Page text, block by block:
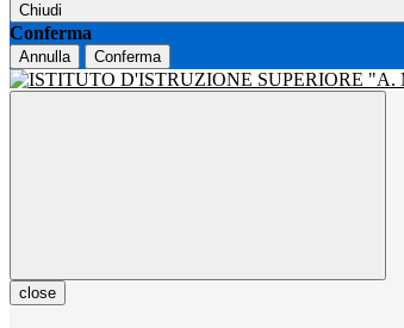
Chiudi
Conferma
Annulla Conferma
close